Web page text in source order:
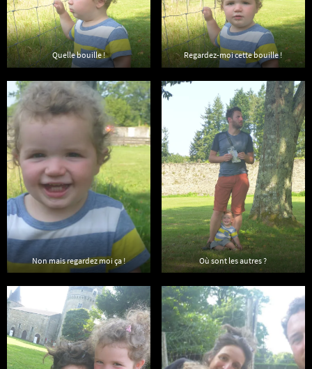
Quelle bouille ! Regardez-moi cette bouille !
Non mais regardez moi ça ! Où sont les autres ?